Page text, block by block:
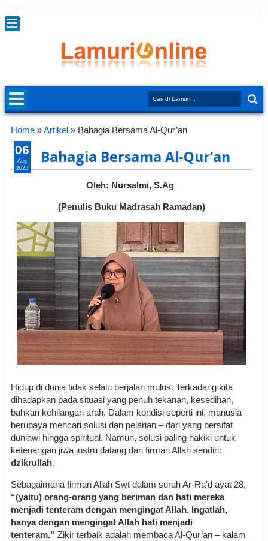
Home »Artikel » Bahagia Bersama Al-Qur’an
Bahagia Bersama Al-Qur’an
Oleh: Nursalmi, S.Ag
(Penulis Buku Madrasah Ramadan)
Hidup di dunia tidak selalu berjalan mulus. Terkadang kita
dihadapkan pada situasi yang penuh tekanan, kesedihan,
bahkan kehilangan arah. Dalam kondisi seperti ini, manusia
berupaya mencari solusi dan pelarian – dari yang bersifat
duniawi hingga spiritual. Namun, solusi paling hakiki untuk
ketenangan jiwa justru datang dari firman Allah sendiri:
dzikrullah.
Sebagaimana firman Allah Swt dalam surah Ar-Ra’d ayat 28,
“(yaitu) orang-orang yang beriman dan hati mereka
menjadi tenteram dengan mengingat Allah. Ingatlah,
hanya dengan mengingat Allah hati menjadi
tenteram.” Zikir terbaik adalah membaca Al-Qur’an – kalam
06
Aug
2025